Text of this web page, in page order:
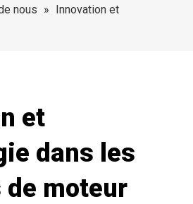
nous » Innovation et
et
dans les
moteur